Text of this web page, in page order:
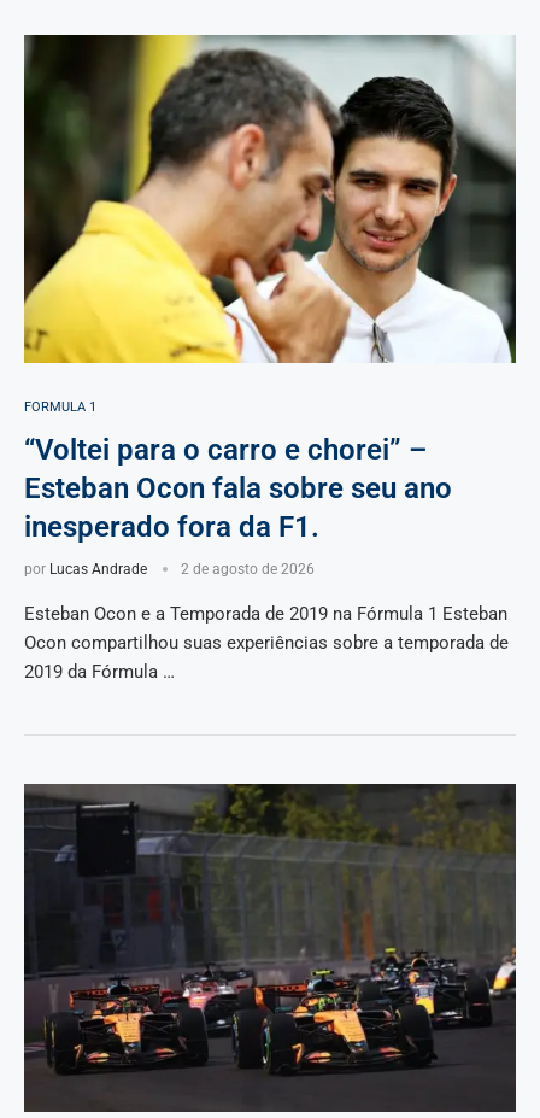
FORMULA 1
“Voltei para o carro e chorei” –
Esteban Ocon fala sobre seu ano
inesperado fora da F1.
por Lucas Andrade 2 de agosto de 2026
Esteban Ocon e a Temporada de 2019 na Fórmula 1 Esteban
Ocon compartilhou suas experiências sobre a temporada de
2019 da Fórmula …